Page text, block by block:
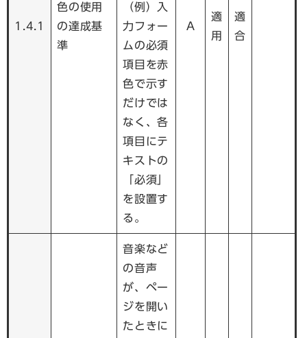
1.4.1
色の使用
の達成基
準
（例）入
力フォー
ムの必須
項目を赤
色で示す
だけでは
なく、各
項目にテ
キストの
「必須」
を設置す
る。
A
適
用
適
合
音楽など
の音声
が、ペー
ジを開い
たときに